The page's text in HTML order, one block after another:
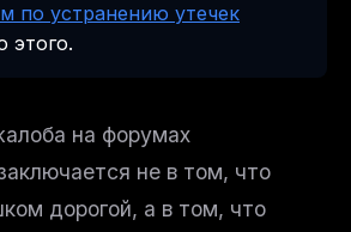
по устранению утечек
этого.
на форумах
не в том, что
дорогой, а в том, что